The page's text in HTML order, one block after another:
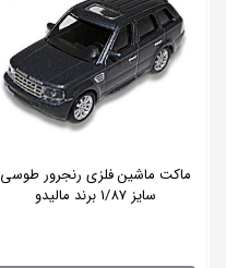
ماکت ماشین فلزی رنجرور طوسی
سایز 1/87 برند مالیدو